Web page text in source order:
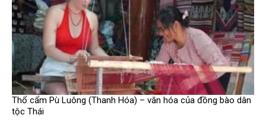
Thổ cẩm Pù Luông (Thanh Hóa) – văn hóa của đồng bào dân
tộc Thái